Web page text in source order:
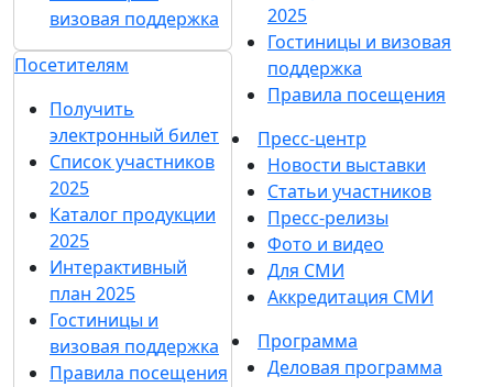
визовая поддержка
Посетителям
Получить
электронный билет
Список участников
2025
Каталог продукции
2025
Интерактивный
план 2025
Гостиницы и
визовая поддержка
Правила посещения
2025
Гостиницы и визовая
поддержка
Правила посещения
Пресс-центр
Новости выставки
Статьи участников
Пресс-релизы
Фото и видео
Для СМИ
Аккредитация СМИ
Программа
Деловая программа